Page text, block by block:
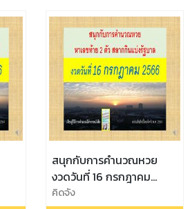
สนุกกับการคำนวณหวย
งวดวันที่ 16 กรกฎาคม
2566
คิดจัง